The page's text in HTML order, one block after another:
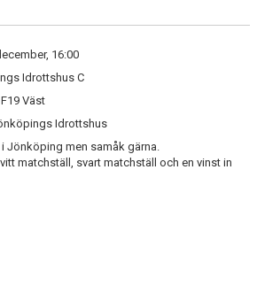
16:00
Idrottshus C
Väst
Idrottshus
Jönköping men samåk gärna.
matchställ, svart matchställ och en vinst in